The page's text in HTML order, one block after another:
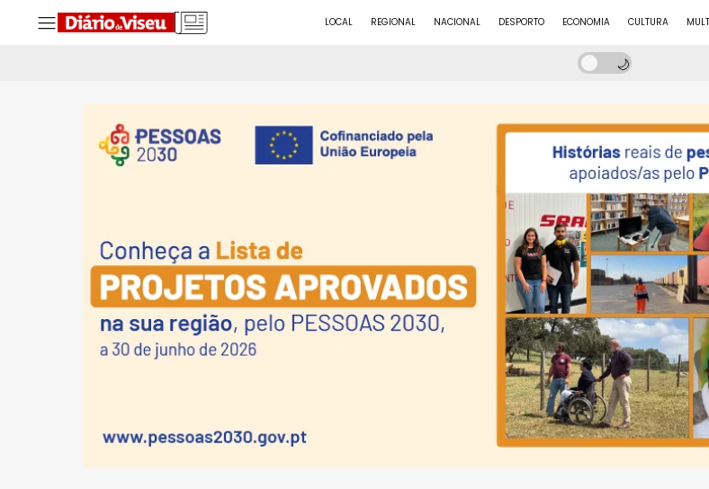
LOCAL REGIONAL NACIONAL DESPORTO ECONOMIA CULTURA